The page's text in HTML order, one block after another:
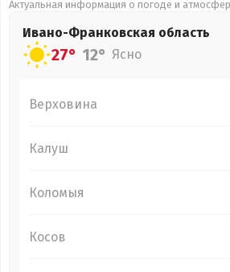
Актуальная информация о погоде и
Ивано-Франковская область
27° 12° Ясно
Верховина
Калуш
Коломыя
Косов